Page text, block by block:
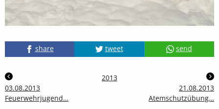
share tweet send
03.08.2013
Feuerwehrjugend…
2013
21.08.2013
Atemschutzübung…